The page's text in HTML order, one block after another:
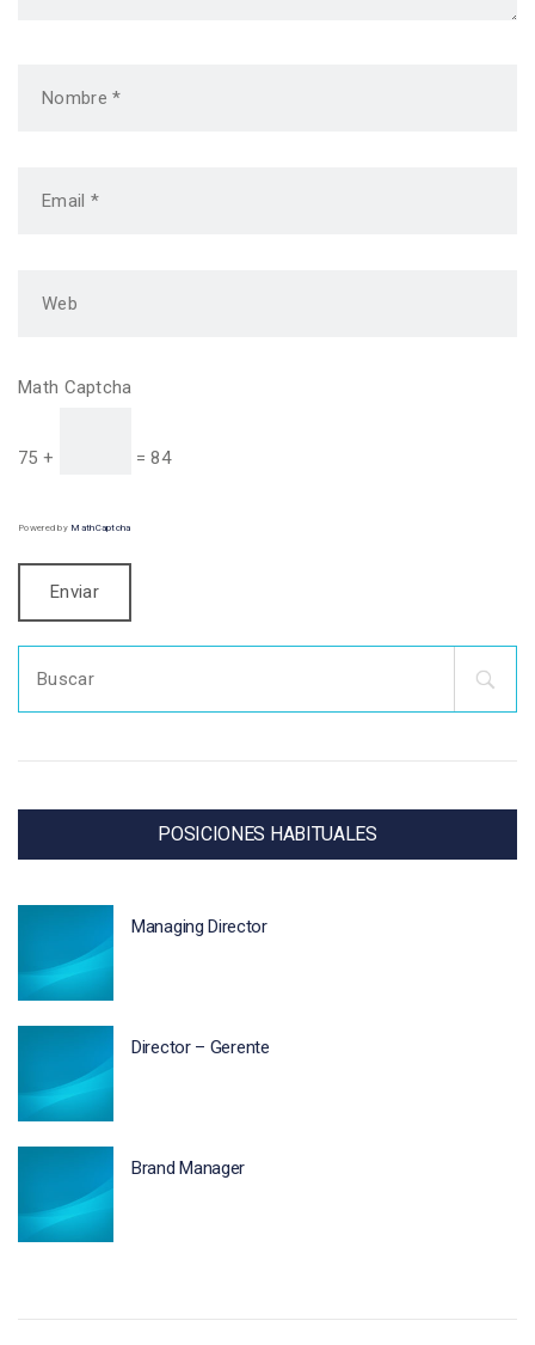
Math Captcha
75 + = 84
Powered by MathCaptcha
for:
POSICIONES HABITUALES
Managing Director
Director – Gerente
Brand Manager